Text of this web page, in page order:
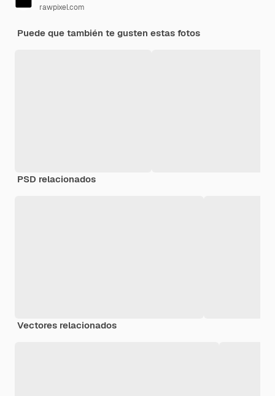
rawpixel.com
Puede que también te gusten estas fotos
PSD relacionados
Vectores relacionados